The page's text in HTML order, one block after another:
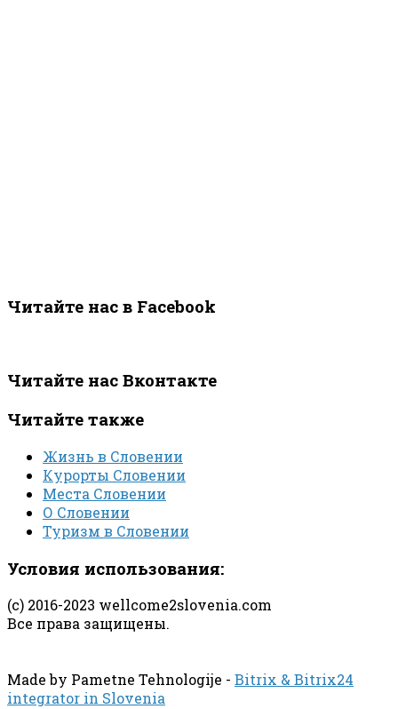
Читайте нас в Facebook
Читайте нас Вконтакте
Читайте также
Жизнь в Словении
Курорты Словении
Места Словении
О Словении
Туризм в Словении
Условия использования:
(с) 2016-2023 wellcome2slovenia.com
Все права защищены.
Made by Pametne Tehnologije - Bitrix & Bitrix24
integrator in Slovenia